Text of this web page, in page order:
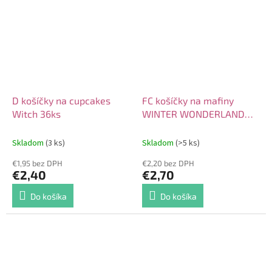
D košíčky na cupcakes
Witch 36ks
Skladom (3 ks)
€1,95 bez DPH
€2,40
Do košíka
FC košíčky na mafiny
WINTER WONDERLAND
Skladom (>5 ks)
€2,20 bez DPH
€2,70
Do košíka